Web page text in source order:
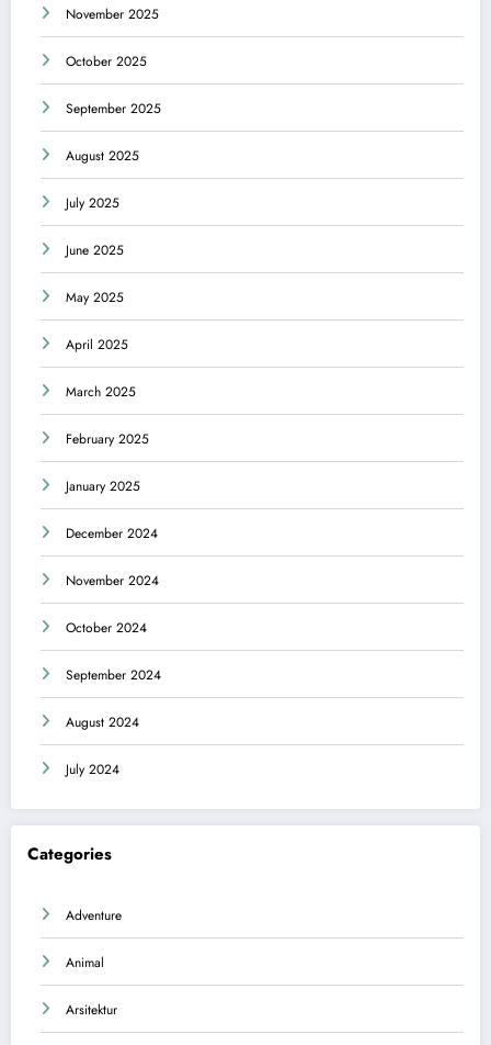
November 2025
October 2025
September 2025
August 2025
July 2025
June 2025
May 2025
April 2025
March 2025
February 2025
January 2025
December 2024
November 2024
October 2024
September 2024
August 2024
July 2024
Categories
Adventure
Animal
Arsitektur